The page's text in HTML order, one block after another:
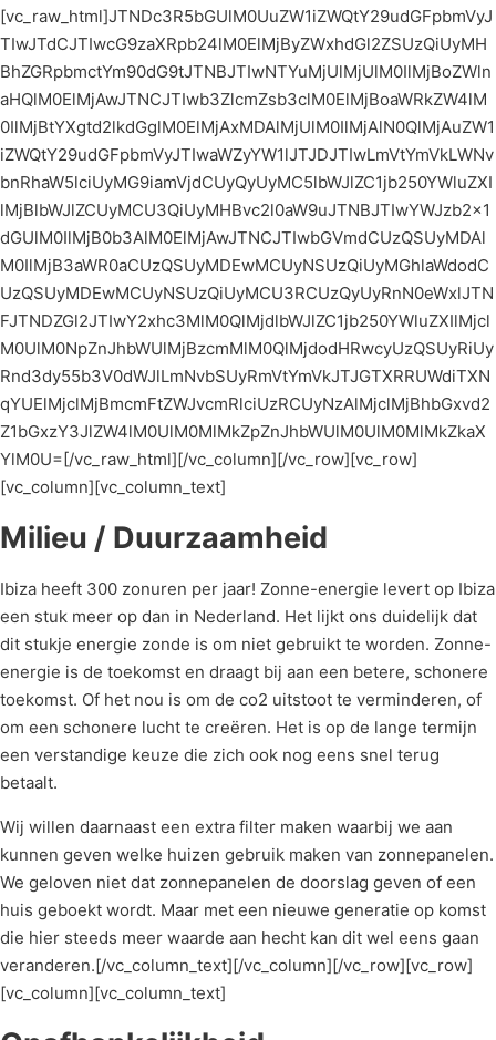
[vc_raw_html]JTNDc3R5bGUlM0UuZW1iZWQtY29udGFpbmVyJ
TIwJTdCJTIwcG9zaXRpb24lM0ElMjByZWxhdGl2ZSUzQiUyMH
BhZGRpbmctYm90dG9tJTNBJTIwNTYuMjUlMjUlM0IlMjBoZWln
aHQlM0ElMjAwJTNCJTIwb3ZlcmZsb3clM0ElMjBoaWRkZW4lM
0IlMjBtYXgtd2lkdGglM0ElMjAxMDAlMjUlM0IlMjAlN0QlMjAuZW1
iZWQtY29udGFpbmVyJTIwaWZyYW1lJTJDJTIwLmVtYmVkLWNv
bnRhaW5lciUyMG9iamVjdCUyQyUyMC5lbWJlZC1jb250YWluZXI
lMjBlbWJlZCUyMCU3QiUyMHBvc2l0aW9uJTNBJTIwYWJzb2x1
dGUlM0IlMjB0b3AlM0ElMjAwJTNCJTIwbGVmdCUzQSUyMDAl
M0IlMjB3aWR0aCUzQSUyMDEwMCUyNSUzQiUyMGhlaWdodC
UzQSUyMDEwMCUyNSUzQiUyMCU3RCUzQyUyRnN0eWxlJTN
FJTNDZGl2JTIwY2xhc3MlM0QlMjdlbWJlZC1jb250YWluZXIlMjcl
M0UlM0NpZnJhbWUlMjBzcmMlM0QlMjdodHRwcyUzQSUyRiUy
Rnd3dy55b3V0dWJlLmNvbSUyRmVtYmVkJTJGTXRRUWdiTXN
qYUElMjclMjBmcmFtZWJvcmRlciUzRCUyNzAlMjclMjBhbGxvd2
Z1bGxzY3JlZW4lM0UlM0MlMkZpZnJhbWUlM0UlM0MlMkZkaX
YlM0U=[/vc_raw_html][/vc_column][/vc_row][vc_row]
[vc_column][vc_column_text]
Milieu / Duurzaamheid
Ibiza heeft 300 zonuren per jaar! Zonne-energie levert op Ibiza
een stuk meer op dan in Nederland. Het lijkt ons duidelijk dat
dit stukje energie zonde is om niet gebruikt te worden. Zonne-
energie is de toekomst en draagt bij aan een betere, schonere
toekomst. Of het nou is om de co2 uitstoot te verminderen, of
om een schonere lucht te creëren. Het is op de lange termijn
een verstandige keuze die zich ook nog eens snel terug
betaalt.
Wij willen daarnaast een extra filter maken waarbij we aan
kunnen geven welke huizen gebruik maken van zonnepanelen.
We geloven niet dat zonnepanelen de doorslag geven of een
huis geboekt wordt. Maar met een nieuwe generatie op komst
die hier steeds meer waarde aan hecht kan dit wel eens gaan
veranderen.[/vc_column_text][/vc_column][/vc_row][vc_row]
[vc_column][vc_column_text]